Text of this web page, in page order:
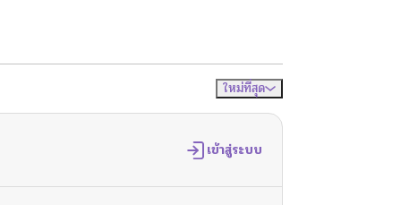
ใหม่ที่สุด
เข้าสู่ระบบ